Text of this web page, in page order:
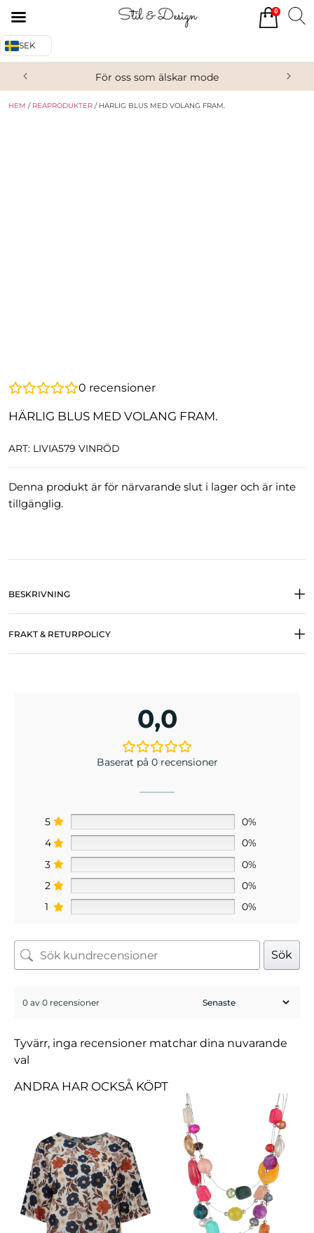
SEK
För oss som älskar mode
HEM / REAPRODUKTER / HÄRLIG BLUS MED VOLANG FRAM.
0 recensioner
HÄRLIG BLUS MED VOLANG FRAM.
ART: LIVIA579 VINRÖD
Denna produkt är för närvarande slut i lager och är inte
tillgänglig.
BESKRIVNING
FRAKT & RETURPOLICY
0,0
Baserat på 0 recensioner
5
0%
4
0%
3
0%
2
0%
1
0%
Sök
0 av 0 recensioner
Tyvärr, inga recensioner matchar dina nuvarande
val
ANDRA HAR OCKSÅ KÖPT
0
Alla produkter
Om oss